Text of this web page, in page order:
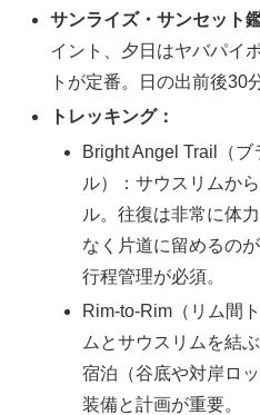
サンライズ・サンセット
イント、夕日はヤバパイ
トが定番。日の出前後30
トレッキング：
Bright Angel Trail（
ル）：サウスリムか
ル。往復は非常に体
なく片道に留めるの
行程管理が必須。
Rim-to-Rim（リム間
ムとサウスリムを結
宿泊（谷底や対岸ロ
装備と計画が重要。